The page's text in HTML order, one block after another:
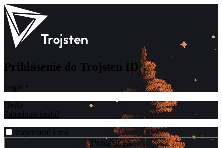
Prihlásenie do Trojsten ID
Login
Heslo
Zabudnuté heslo?
Zapamätať si ma
Prihlásiť sa